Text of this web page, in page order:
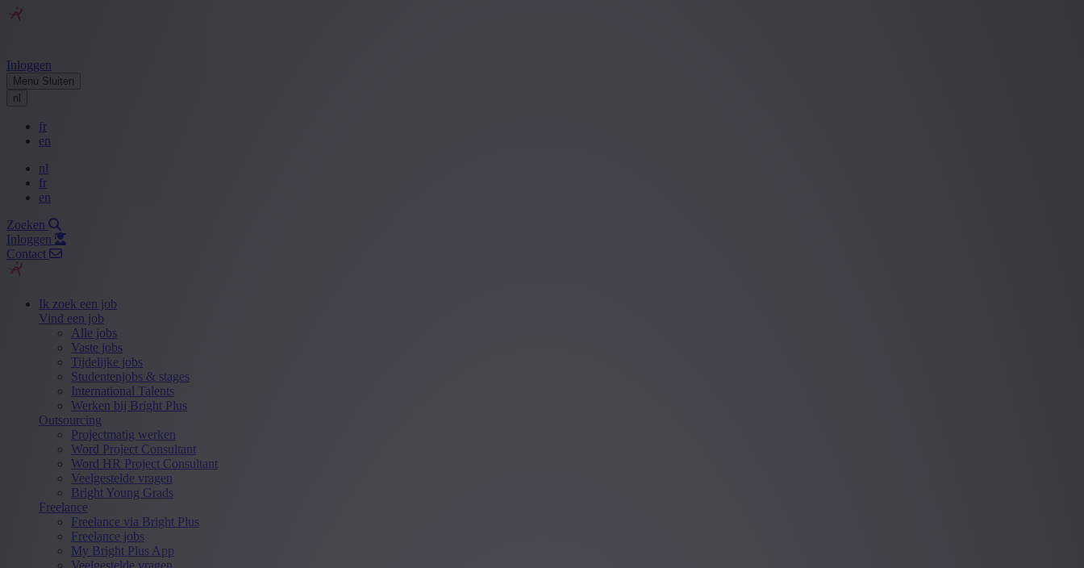
Inloggen
Menu Sluiten
nl
fr
en
nl
fr
en
Zoeken
Inloggen
Contact
Ik zoek een job
Vind een job
Alle jobs
Vaste jobs
Tijdelijke jobs
Studentenjobs & stages
International Talents
Werken bij Bright Plus
Outsourcing
Projectmatig werken
Word Project Consultant
Word HR Project Consultant
Veelgestelde vragen
Bright Young Grads
Freelance
Freelance via Bright Plus
Freelance jobs
My Bright Plus App
Veelgestelde vragen